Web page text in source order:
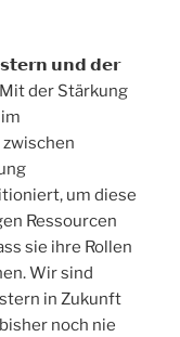
𝘂𝗻𝗱 𝗱𝗲𝗿
der Stärkung
um diese
Ressourcen
sie ihre Rollen
Wir sind
in Zukunft
noch nie